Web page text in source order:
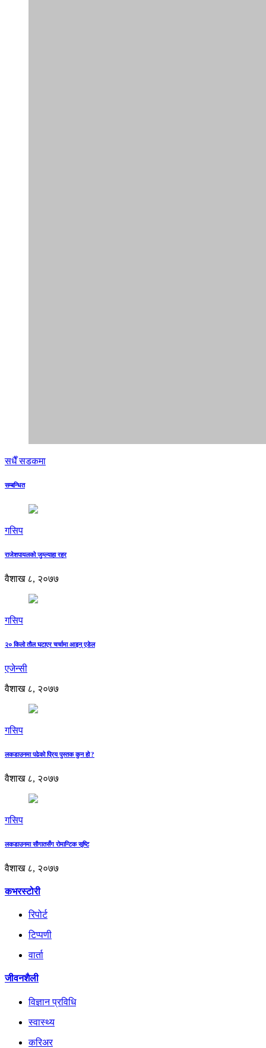
सधैँ सडकमा
सम्बन्धित
गसिप
राजेशपायलको जुम्ल्याहा रहर
वैशाख ८, २०७७
गसिप
२० किलो तौल घटाएर चर्चामा आइन् एडेल
एजेन्सी
वैशाख ८, २०७७
गसिप
लकडाउनमा पढेको प्रिय पुस्तक कुन हो ?
वैशाख ८, २०७७
गसिप
लकडाउनमा सौगातसँग रोमान्टिक सृष्टि
वैशाख ८, २०७७
कभरस्टोरी
रिपोर्ट
टिप्पणी
वार्ता
जीवनशैली
विज्ञान प्रविधि
स्वास्थ्य
करिअर